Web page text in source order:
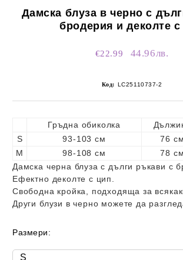
Дамска блуза в черно с
бродерия и деколте с
€22.99 44.96лв.
Код: LC25110737-2
Гръдна обиколка
S
93-103 см
76 см
M
98-108 см
78 см
Дамска черна блуза с дълги ръкави с
Ефектно деколте с цип.
Свободна кройка, подходяща за
Други блузи в черно можете да
Размери: